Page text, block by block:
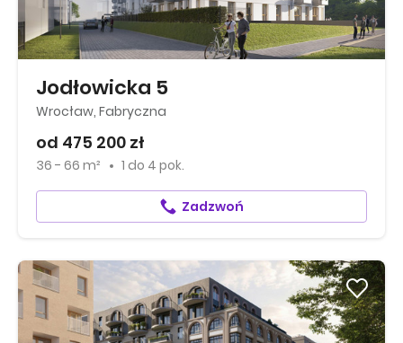
Jodłowicka 5
Wrocław, Fabryczna
od 475 200 zł
36 - 66 m² 1 do 4 pok.
Zadzwoń